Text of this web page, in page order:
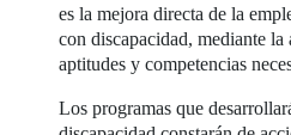
es la mejora directa de la
con discapacidad, mediante
aptitudes y competencias
Los programas que